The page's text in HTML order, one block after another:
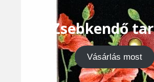
Zsebkendő
Vásárlás most